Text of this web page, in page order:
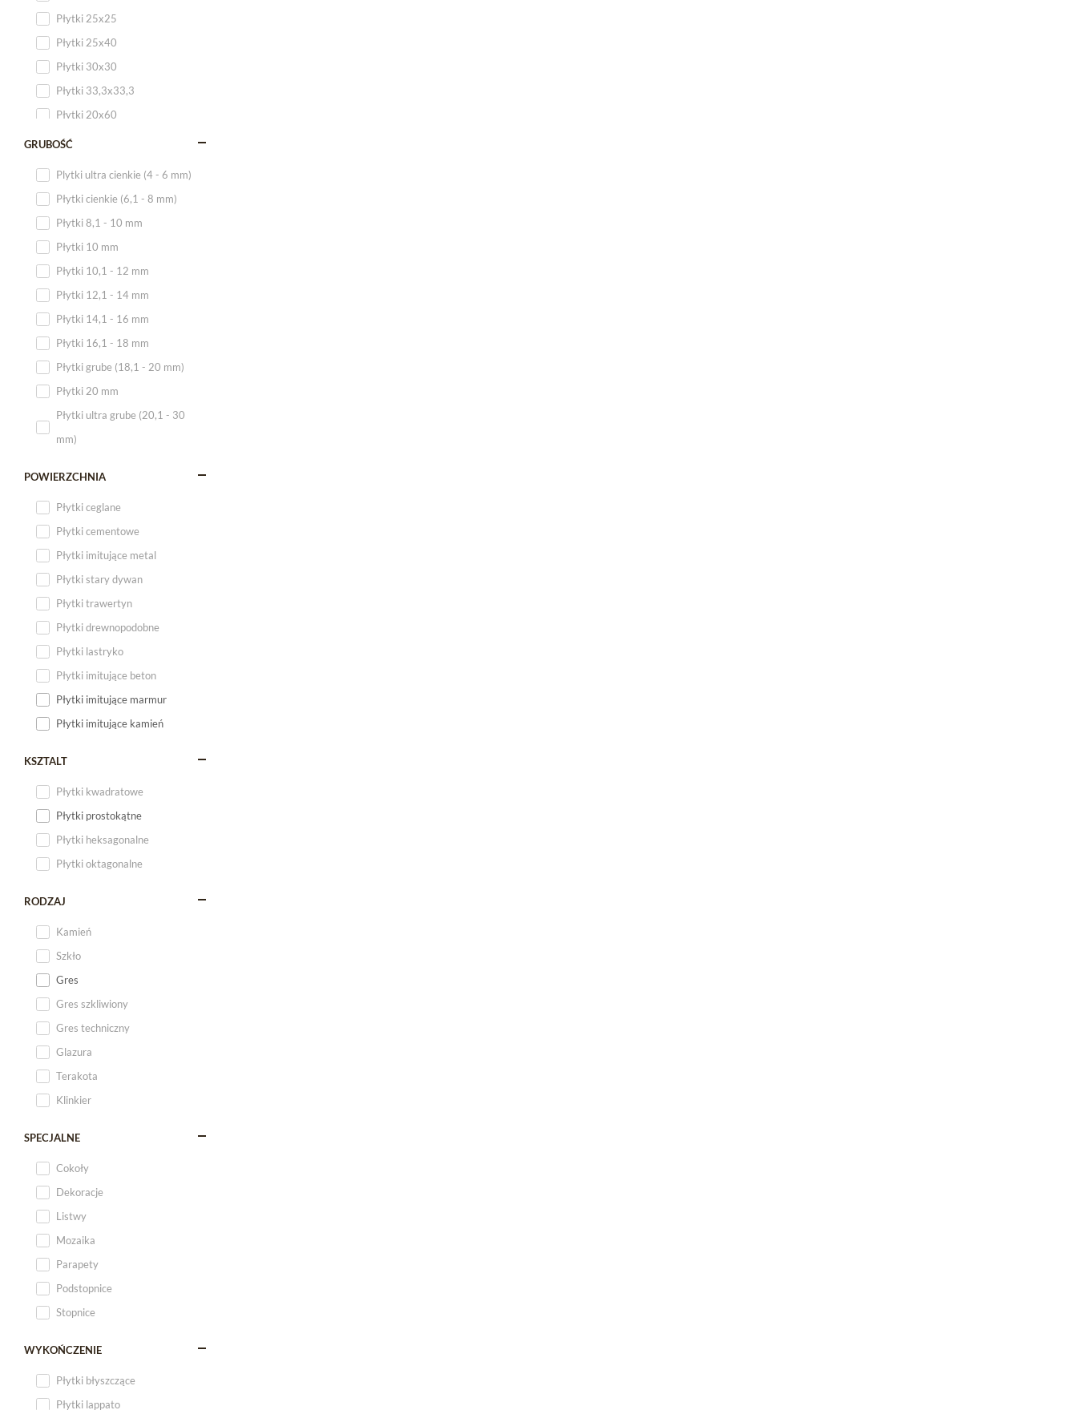
Płytki 25x25
Płytki 25x40
Płytki 30x30
Płytki 33,3x33,3
Płytki 20x60
Płytki 20x120
Płytki małe
GRUBOŚĆ
Plytki ultra cienkie (4 - 6 mm)
Płytki cienkie (6,1 - 8 mm)
Płytki 8,1 - 10 mm
Płytki 10 mm
Płytki 10,1 - 12 mm
Płytki 12,1 - 14 mm
Płytki 14,1 - 16 mm
Płytki 16,1 - 18 mm
Płytki grube (18,1 - 20 mm)
Płytki 20 mm
Płytki ultra grube (20,1 - 30
mm)
POWIERZCHNIA
Płytki ceglane
Płytki cementowe
Płytki imitujące metal
Płytki stary dywan
Płytki trawertyn
Płytki drewnopodobne
Płytki lastryko
Płytki imitujące beton
Płytki imitujące marmur
Płytki imitujące kamień
KSZTALT
Płytki kwadratowe
Płytki prostokątne
Płytki heksagonalne
Płytki oktagonalne
RODZAJ
Kamień
Szkło
Gres
Gres szkliwiony
Gres techniczny
Glazura
Terakota
Klinkier
SPECJALNE
Cokoły
Dekoracje
Listwy
Mozaika
Parapety
Podstopnice
Stopnice
WYKOŃCZENIE
Płytki błyszczące
Płytki lappato